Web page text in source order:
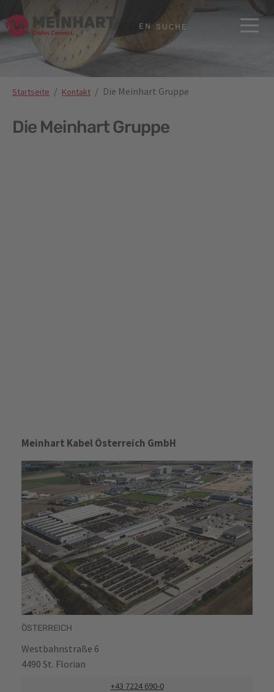
EN SUCHE
Startseite Kontakt Die Meinhart Gruppe
Die Meinhart Gruppe
Meinhart Kabel Österreich GmbH
ÖSTERREICH
Westbahnstraße 6
4490 St. Florian
+43 7224 690-0